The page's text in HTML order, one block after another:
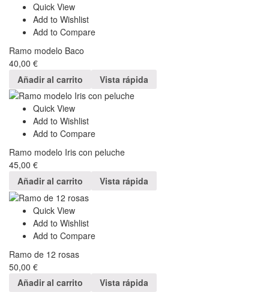
Quick View
Add to Wishlist
Add to Compare
Ramo modelo Baco
40,00 €
Añadir al carrito
Vista rápida
Quick View
Add to Wishlist
Add to Compare
Ramo modelo Iris con peluche
45,00 €
Añadir al carrito
Vista rápida
Quick View
Add to Wishlist
Add to Compare
Ramo de 12 rosas
50,00 €
Añadir al carrito
Vista rápida